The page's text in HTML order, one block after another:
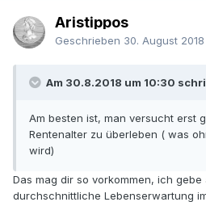
Aristippos
Geschrieben 30. August 2018
Am 30.8.2018 um 10:30
Am besten ist, man versucht erst
Rentenalter zu überleben ( was
wird)
Das mag dir so vorkommen, ich
durchschnittliche Lebenserwartung